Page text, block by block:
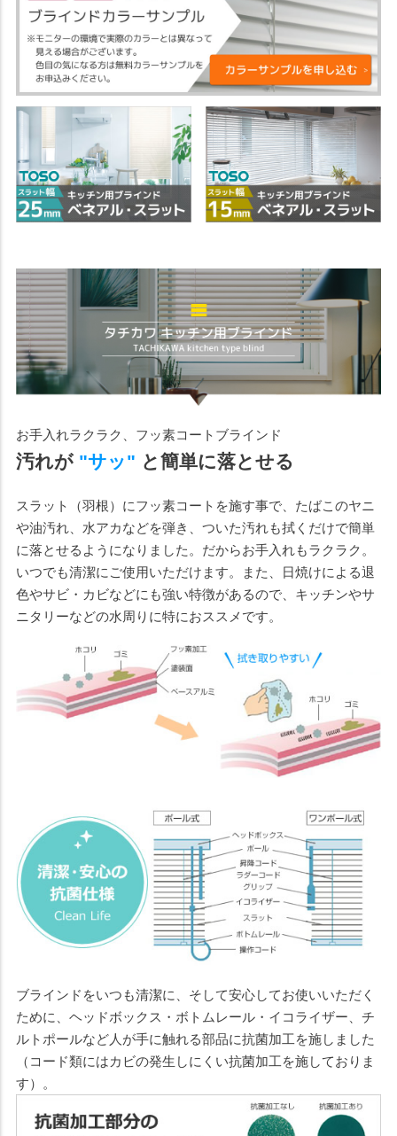
お手入れラクラク、フッ素コートブラインド
汚れが"サッ" と簡単に落とせる
スラット（羽根）にフッ素コートを施す事で、たばこのヤニ
や油汚れ、水アカなどを弾き、ついた汚れも拭くだけで簡単
に落とせるようになりました。だからお手入れもラクラク。
いつでも清潔にご使用いただけます。また、日焼けによる退
色やサビ・カビなどにも強い特徴があるので、キッチンやサ
ニタリーなどの水周りに特におススメです。
ブラインドをいつも清潔に、そして安心してお使いいただく
ために、ヘッドボックス・ボトムレール・イコライザー、チ
ルトポールなど人が手に触れる部品に抗菌加工を施しました
（コード類にはカビの発生しにくい抗菌加工を施しておりま
す）。